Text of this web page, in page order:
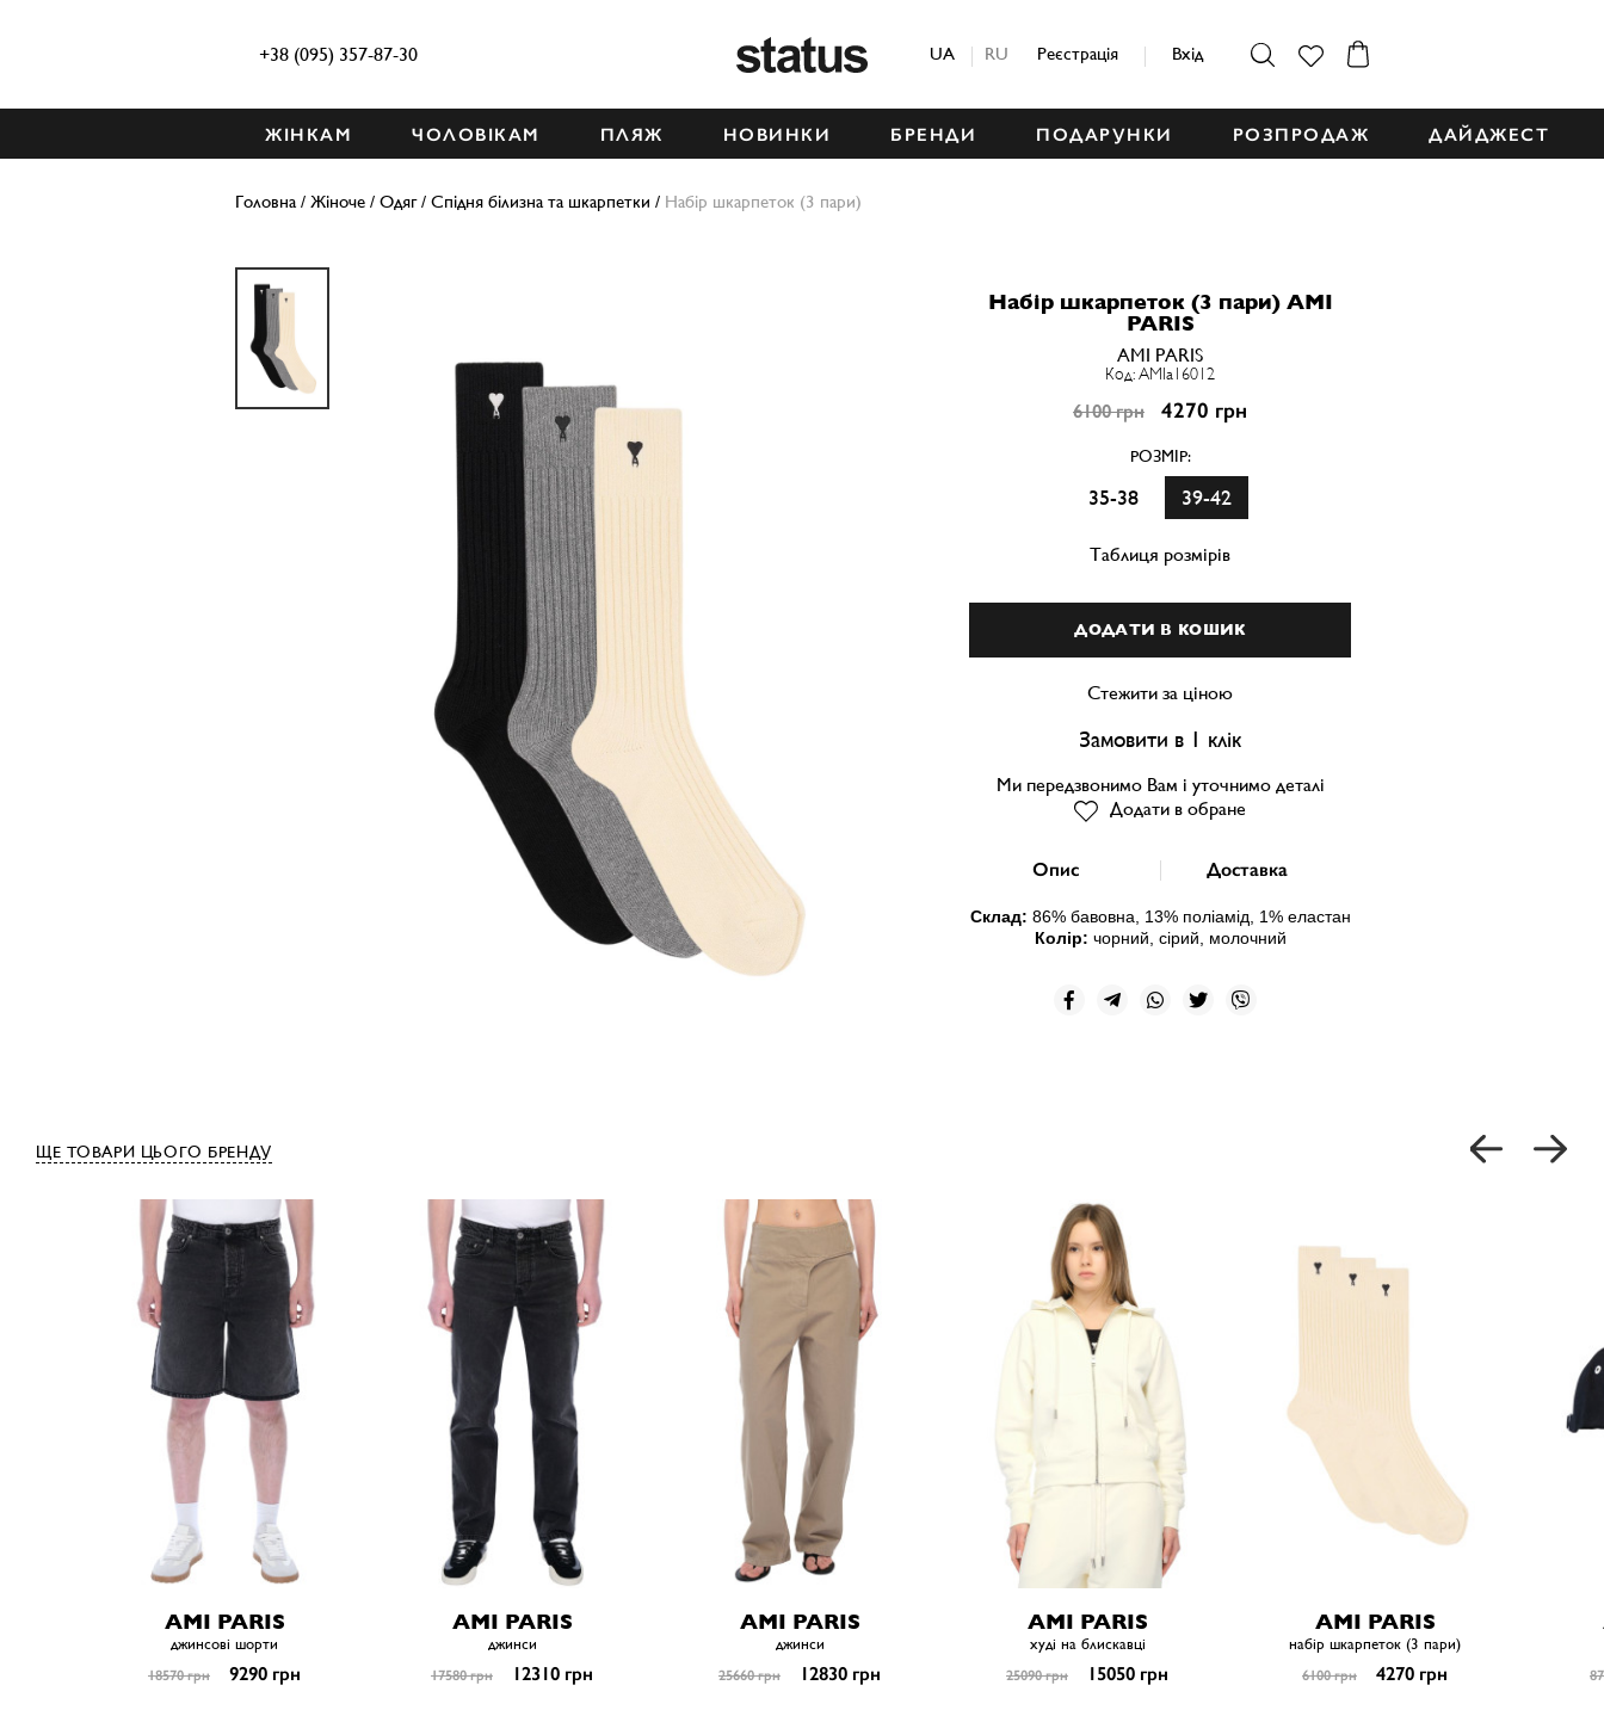
+38 (095) 357-87-30 UA RU Реєстрація Вхід
ЖІНКАМ ЧОЛОВІКАМ ПЛЯЖ НОВИНКИ БРЕНДИ ПОДАРУНКИ РОЗПРОДАЖ ДАЙДЖЕСТ
Головна / Жіноче / Одяг/ Спідня білизна та шкарпетки / Набір шкарпеток (3 пари)
Набір шкарпеток (3 пари) AMI
PARIS
AMI PARIS
Код: AMIa16012
6100 грн 4270 грн
РОЗМІР:
35-38 39-42
Таблиця розмірів
ДОДАТИ В КОШИК
Стежити за ціною
Замовити в 1 клік
Ми передзвонимо Вам і уточнимо деталі
Додати в обране
Опис Доставка
Склад: 86% бавовна, 13% поліамід, 1% еластан
Колір: чорний, сірий, молочний
ЩЕ ТОВАРИ ЦЬОГО БРЕНДУ
AMI PARIS
джинсові шорти
18570 грн 9290 грн
AMI PARIS
джинси
17580 грн 12310 грн
AMI PARIS
джинси
25660 грн 12830 грн
AMI PARIS
худі на блискавці
25090 грн 15050 грн
AMI PARIS
набір шкарпеток (3 пари)
6100 грн 4270 грн